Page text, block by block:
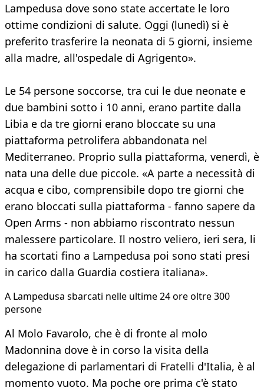
Lampedusa dove sono state accertate le loro
ottime condizioni di salute. Oggi (lunedì) si è
preferito trasferire la neonata di 5 giorni, insieme
alla madre, all'ospedale di Agrigento».
Le 54 persone soccorse, tra cui le due neonate e
due bambini sotto i 10 anni, erano partite dalla
Libia e da tre giorni erano bloccate su una
piattaforma petrolifera abbandonata nel
Mediterraneo. Proprio sulla piattaforma, venerdì, è
nata una delle due piccole. «A parte a necessità di
acqua e cibo, comprensibile dopo tre giorni che
erano bloccati sulla piattaforma - fanno sapere da
Open Arms - non abbiamo riscontrato nessun
malessere particolare. Il nostro veliero, ieri sera, li
ha scortati fino a Lampedusa poi sono stati presi
in carico dalla Guardia costiera italiana».
A Lampedusa sbarcati nelle ultime 24 ore oltre 300
persone
Al Molo Favarolo, che è di fronte al molo
Madonnina dove è in corso la visita della
delegazione di parlamentari di Fratelli d'Italia, è al
momento vuoto. Ma poche ore prima c'è stato